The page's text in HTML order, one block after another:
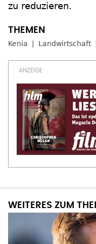
zu reduzieren.
Kenia Landwirtschaft
WEITERES ZUM